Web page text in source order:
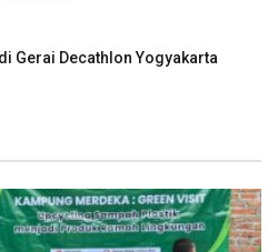
Gerai Decathlon Yogyakarta